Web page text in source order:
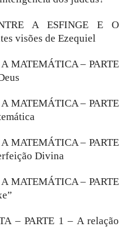
A ESFINGE E O
visões de Ezequiel
MATEMÁTICA – PARTE
MATEMÁTICA – PARTE
MATEMÁTICA – PARTE
Divina
MATEMÁTICA – PARTE
– PARTE 1 – A relação